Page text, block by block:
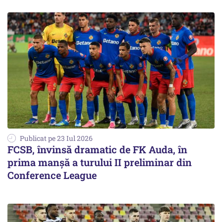
Publicat pe 23 Iul 2026
FCSB, învinsă dramatic de FK Auda, în
prima manșă a turului II preliminar din
Conference League